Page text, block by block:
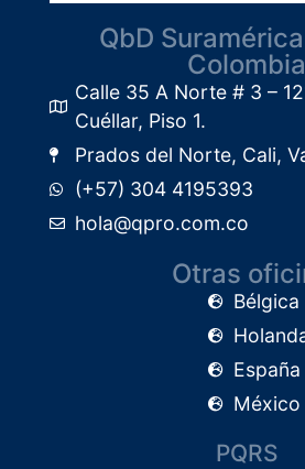
QbD
Colombia
Calle 35 A Norte # 3 –
Cuéllar, Piso 1.​
Prados del Norte, Cali,
(+57) 304 4195393
hola@qpro.com.co
Otras
Bélgica
España
México
PQRS